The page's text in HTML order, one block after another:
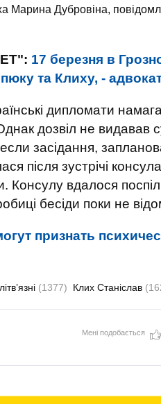
Марина Дубровіна,
17 березня в
та Клиху, -
дипломати
дозвіл не видавав
засідання,
після зустрічі
Консулу вдалося
бесіди поки не
признать
(1377) Клих Станіслав
Мені подобається